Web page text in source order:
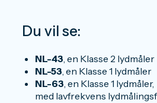
Du vil se:
NL-43, en Klasse 2 lydmåler
NL-53, en Klasse 1 lydmåler
NL-63, en Klasse 1 lydmåler,
med lavfrekvens